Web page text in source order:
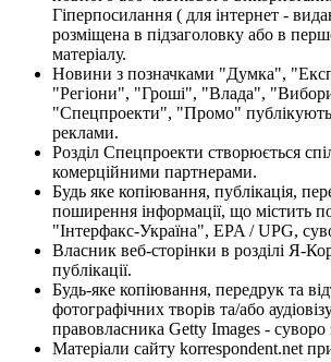
Гіперпосилання ( для інтернет -
розміщена в підзаголовку або в
матеріалу.
Новини з позначками "Думка",
"Регіони", "Гроші", "Влада",
"Спецпроекти", "Промо"
реклами.
Розділ Спецпроекти створюється
комерційними партнерами.
Будь яке копіювання, публікація,
поширення інформації, що містить
"Інтерфакс-Україна", EPA / UPG,
Власник веб-сторінки в розділі Я-
публікації.
Будь-яке копіювання, передрук та
фотографічних творів та/або
правовласника Getty Images - суворо
Матеріали сайту korrespondent.net